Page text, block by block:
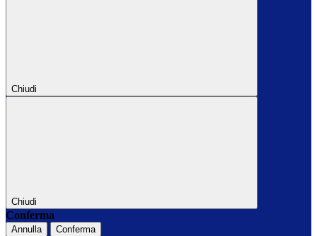
Chiudi
Chiudi
Conferma
Annulla Conferma